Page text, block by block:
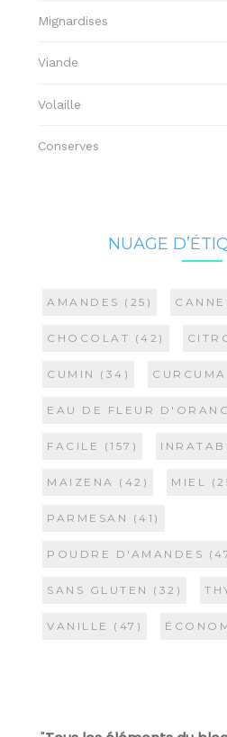
Mignardises
Viande
Volaille
Conserves
NUAGE
AMANDES (25)
CHOCOLAT (42)
CUMIN (34) CURCUMA
EAU DE FLEUR
FACILE (157)
MAIZENA (42) MIEL
PARMESAN (41)
POUDRE D'AMANDES
SANS GLUTEN (32)
VANILLE (47)